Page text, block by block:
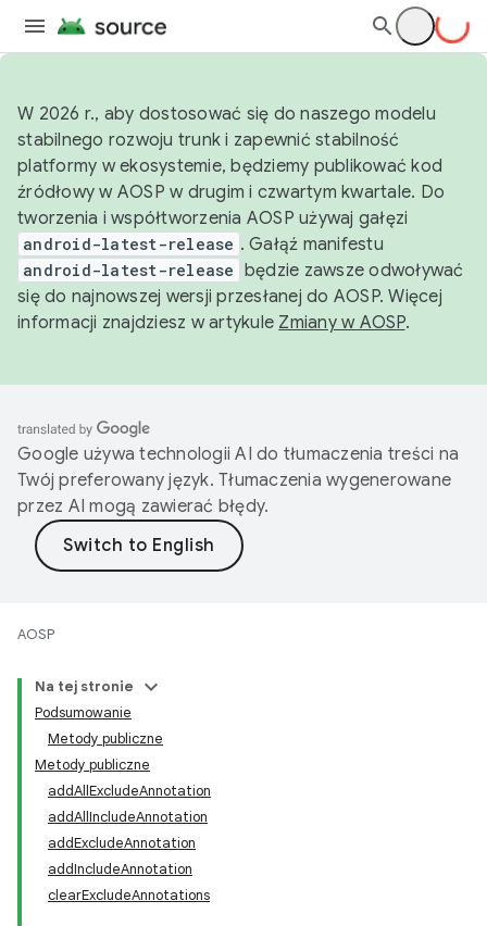
W 2026 r., aby dostosować się do naszego modelu
stabilnego rozwoju trunk i zapewnić stabilność
platformy w ekosystemie, będziemy publikować kod
źródłowy w AOSP w drugim i czwartym kwartale. Do
tworzenia i współtworzenia AOSP używaj gałęzi
android-latest-release . Gałąź manifestu
android-latest-release będzie zawsze odwoływać
się do najnowszej wersji przesłanej do AOSP. Więcej
informacji znajdziesz w artykule Zmiany w AOSP.
Google używa technologii AI do tłumaczenia treści na
Twój preferowany język. Tłumaczenia wygenerowane
przez AI mogą zawierać błędy.
AOSP
Na tej stronie
Podsumowanie
Metody publiczne
Metody publiczne
addAllExcludeAnnotation
addAllIncludeAnnotation
addExcludeAnnotation
addIncludeAnnotation
clearExcludeAnnotations